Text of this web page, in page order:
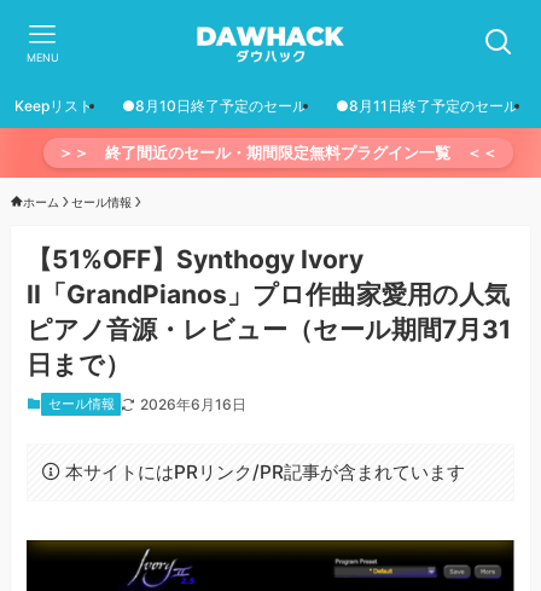
MENU
Keepリスト ●8月10日終了予定のセール ●8月11日終了予定のセール
＞＞ 終了間近のセール・期間限定無料プラグイン一覧 ＜＜
ホーム セール情報
【51%OFF】Synthogy Ivory
II「GrandPianos」プロ作曲家愛用の人気
ピアノ音源・レビュー（セール期間7月31
日まで）
セール情報 2026年6月16日
本サイトにはPRリンク/PR記事が含まれています